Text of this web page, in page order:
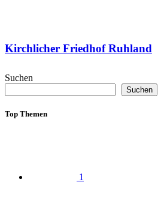
Kirchlicher Friedhof Ruhland
Suchen
Suchen
Top Themen
1